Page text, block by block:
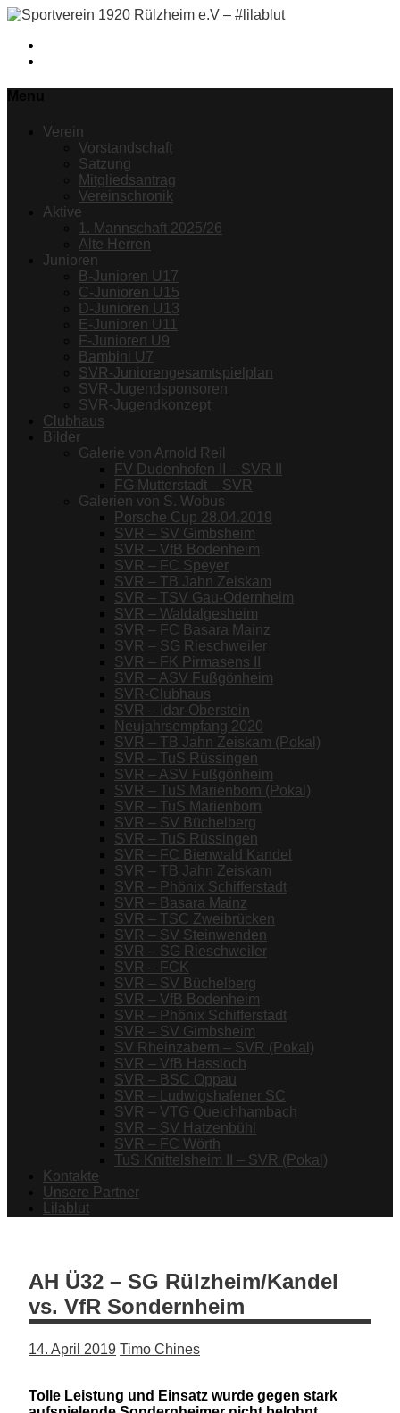
Verein
Vorstandschaft
Satzung
Mitgliedsantrag
Vereinschronik
Aktive
1. Mannschaft 2025/26
Alte Herren
Junioren
B-Junioren U17
C-Junioren U15
D-Junioren U13
E-Junioren U11
F-Junioren U9
Bambini U7
SVR-Juniorengesamtspielplan
SVR-Jugendsponsoren
SVR-Jugendkonzept
Clubhaus
Bilder
Galerie von Arnold Reil
FV Dudenhofen II – SVR II
FG Mutterstadt – SVR
Galerien von S. Wobus
Porsche Cup 28.04.2019
SVR – SV Gimbsheim
SVR – VfB Bodenheim
SVR – FC Speyer
SVR – TB Jahn Zeiskam
SVR – TSV Gau-Odernheim
SVR – Waldalgesheim
SVR – FC Basara Mainz
SVR – SG Rieschweiler
SVR – FK Pirmasens II
SVR – ASV Fußgönheim
SVR-Clubhaus
SVR – Idar-Oberstein
Neujahrsempfang 2020
SVR – TB Jahn Zeiskam (Pokal)
SVR – TuS Rüssingen
SVR – ASV Fußgönheim
SVR – TuS Marienborn (Pokal)
SVR – TuS Marienborn
SVR – SV Büchelberg
SVR – TuS Rüssingen
SVR – FC Bienwald Kandel
SVR – TB Jahn Zeiskam
SVR – Phönix Schifferstadt
SVR – Basara Mainz
SVR – TSC Zweibrücken
SVR – SV Steinwenden
SVR – SG Rieschweiler
SVR – FCK
SVR – SV Büchelberg
SVR – VfB Bodenheim
SVR – Phönix Schifferstadt
SVR – SV Gimbsheim
SV Rheinzabern – SVR (Pokal)
SVR – VfB Hassloch
SVR – BSC Oppau
SVR – Ludwigshafener SC
SVR – VTG Queichhambach
SVR – SV Hatzenbühl
SVR – FC Wörth
TuS Knittelsheim II – SVR (Pokal)
Kontakte
Unsere Partner
Lilablut
AH Ü32 – SG Rülzheim/Kandel
vs. VfR Sondernheim
14. April 2019 Timo Chines
Tolle Leistung und Einsatz wurde gegen stark